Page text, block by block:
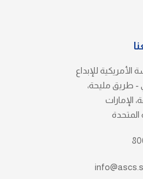
الأمريكية للإبداع
- طريق مليحة،
الإمارات
المتحدة